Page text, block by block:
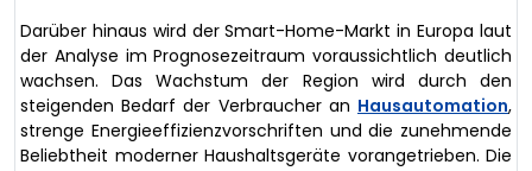
Darüber hinaus wird der Smart-Home-Markt in Europa laut
der Analyse im Prognosezeitraum voraussichtlich deutlich
wachsen. Das Wachstum der Region wird durch den
steigenden Bedarf der Verbraucher an Hausautomation,
strenge Energieeffizienzvorschriften und die zunehmende
Beliebtheit moderner Haushaltsgeräte vorangetrieben. Die